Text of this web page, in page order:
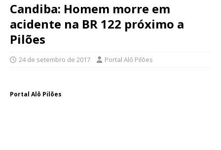
Candiba: Homem morre em
acidente na BR 122 próximo a
Pilões
24 de setembro de 2017 Portal Alô Pilões
Portal Alô Pilões